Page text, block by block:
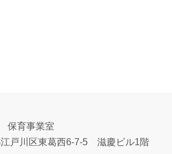
育事業室
戸川区東葛西6-7-5 滋慶ビル1階